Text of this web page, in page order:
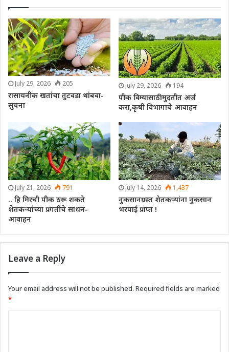
July 29, 2026 205
रासायनीक खतांचा तुटवडा थांबवा-
सुचना
July 29, 2026 194
पीक विम्यासाठी मुदतीत अर्ज
करा,कृषी विभागाचे आवाहन
July 21, 2026 791
.. हि मिरची पीक ठरू शकते
शेतकऱ्यांच्या प्रगतीचे साधन-
आवाहन
July 14, 2026 1,437
नुकसानग्रस्त शेतकऱ्यांना नुकसान
भरपाई प्राप्त !
Leave a Reply
Your email address will not be published. Required fields are marked
*